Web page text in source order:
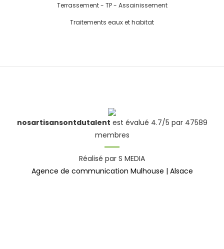
Terrassement - TP - Assainissement
Traitements eaux et habitat
nosartisansontdutalent est évalué 4.7/5 par 47589
membres
Réalisé par S MEDIA
Agence de communication Mulhouse | Alsace